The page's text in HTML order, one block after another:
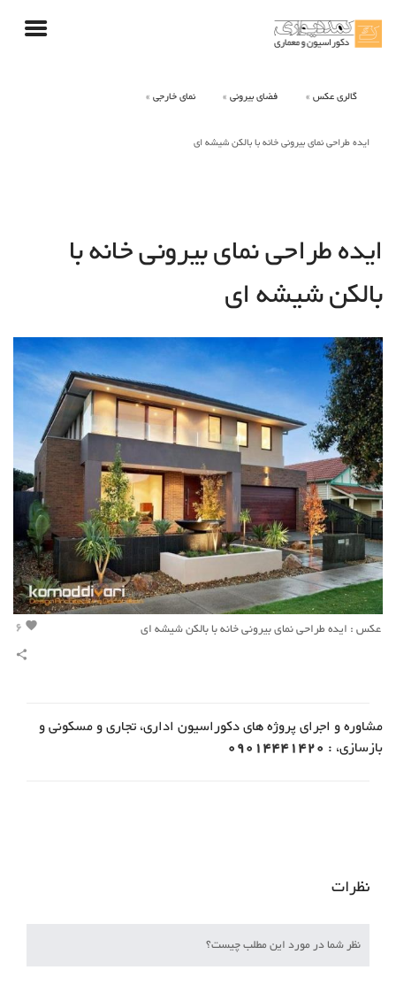
گالری عکس فضای بیرونی نمای خارجی
ایده طراحی نمای بیرونی خانه با بالکن شیشه ای
ایده طراحی نمای بیرونی خانه با
بالکن شیشه ای
عکس : ایده طراحی نمای بیرونی خانه با بالکن شیشه ای favorite
6
share
مشاوره و اجرای پروژه های دکوراسیون اداری، تجاری و مسکونی و
بازسازی، : 09014441420
نظرات
نظر شما در مورد این مطلب چیست؟